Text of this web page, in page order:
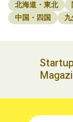
北海道・東北
中国・四国